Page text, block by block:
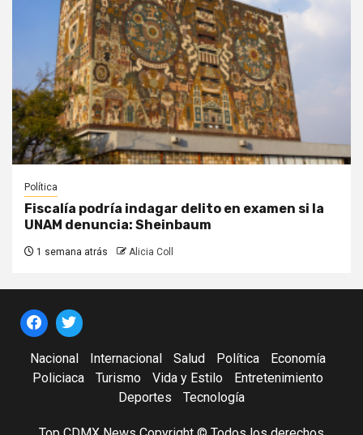
Política
Fiscalía podría indagar delito en examen si la
UNAM denuncia: Sheinbaum
1 semana atrás Alicia Coll
Nacional Internacional Salud Política
Economía
Policiaca
Turismo Vida y Estilo
Entretenimiento
Deportes
Tecnología